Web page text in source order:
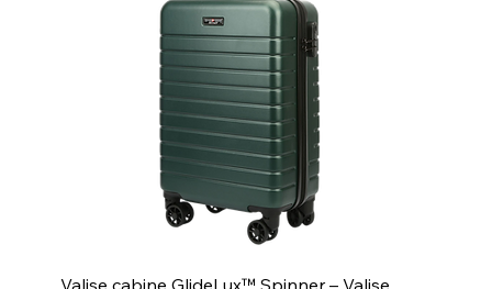
Valise cabine GlideLux™ Spinner – Valise